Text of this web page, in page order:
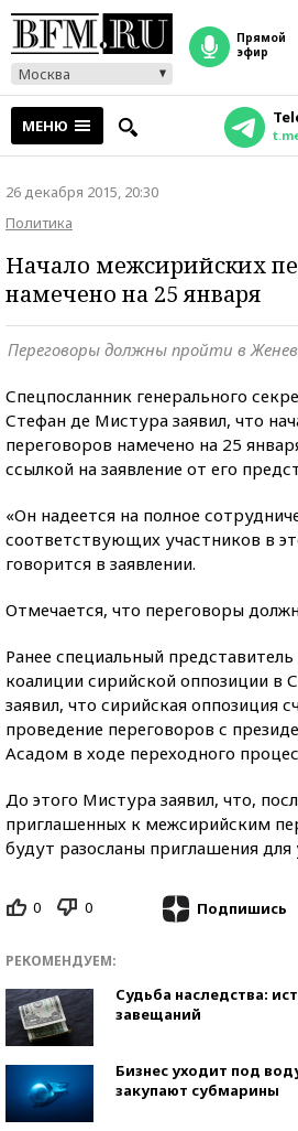
Москва
прямой
эфир
МЕНЮ
26 декабря 2015, 20:30
Политика
Начало межсирийских
намечено на 25 января
Переговоры должны пройти в
Спецпосланник генерального
Стефан де Мистура заявил, что
переговоров намечено на 25
ссылкой на заявление от его
«Он надеется на полное
соответствующих участников в
говорится в заявлении.
Отмечается, что переговоры
Ранее специальный
коалиции сирийской оппозиции
заявил, что сирийская оппозиция
проведение переговоров с
Асадом в ходе переходного
До этого Мистура заявил, что,
приглашенных к межсирийским
будут разосланы приглашения для
0 0 Подпишись
РЕКОМЕНДУЕМ:
Судьба наследства:
завещаний
Бизнес уходит под
закупают субмарины